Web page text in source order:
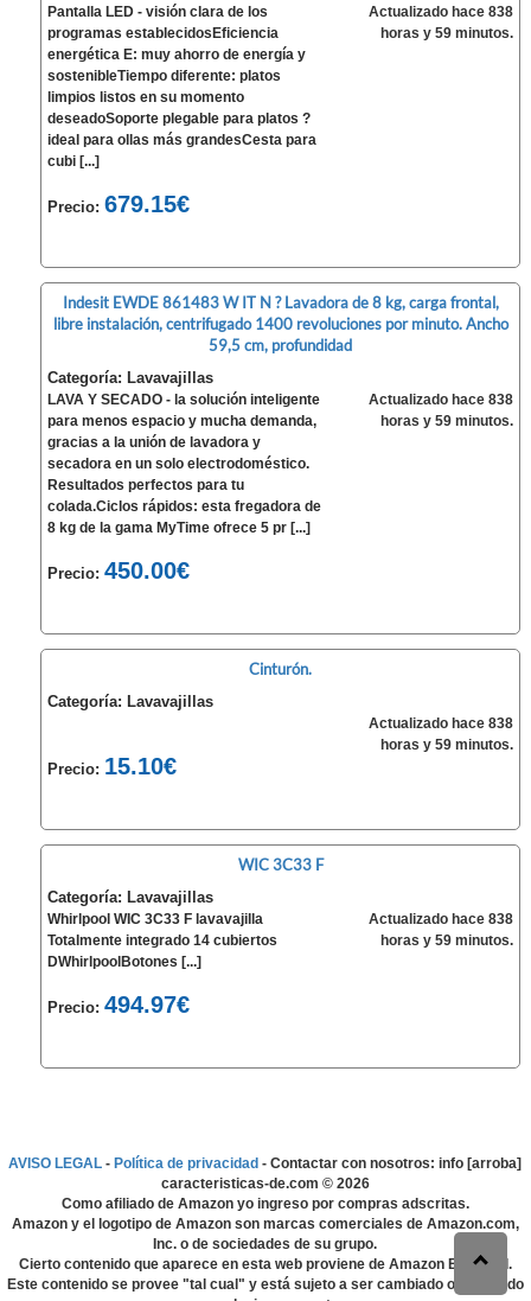
Pantalla LED - visión clara de los
programas establecidosEficiencia
energética E: muy ahorro de energía y
sostenibleTiempo diferente: platos
limpios listos en su momento
deseadoSoporte plegable para platos ?
ideal para ollas más grandesCesta para
cubi [...]
Precio:679.15€
Actualizado hace 838
horas y 59 minutos.
Indesit EWDE 861483 W IT N ? Lavadora de 8 kg, carga frontal,
libre instalación, centrifugado 1400 revoluciones por minuto. Ancho
59,5 cm, profundidad
Categoría: Lavavajillas
LAVA Y SECADO - la solución inteligente
para menos espacio y mucha demanda,
gracias a la unión de lavadora y
secadora en un solo electrodoméstico.
Resultados perfectos para tu
colada.Ciclos rápidos: esta fregadora de
8 kg de la gama MyTime ofrece 5 pr [...]
Precio:450.00€
Actualizado hace 838
horas y 59 minutos.
Cinturón.
Categoría: Lavavajillas
Precio: 15.10€
Actualizado hace 838
horas y 59 minutos.
WIC 3C33 F
Categoría: Lavavajillas
Whirlpool WIC 3C33 F lavavajilla
Totalmente integrado 14 cubiertos
DWhirlpoolBotones [...]
Precio:494.97€
Actualizado hace 838
horas y 59 minutos.
AVISO LEGAL - Política de privacidad - Contactar con nosotros: info [arroba]
caracteristicas-de.com © 2026
Como afiliado de Amazon yo ingreso por compras adscritas.
Amazon y el logotipo de Amazon son marcas comerciales de Amazon.com,
Inc. o de sociedades de su grupo.
Cierto contenido que aparece en esta web proviene de Amazon EU S.à r.l.
Este contenido se provee "tal cual" y está sujeto a ser cambiado o eliminado